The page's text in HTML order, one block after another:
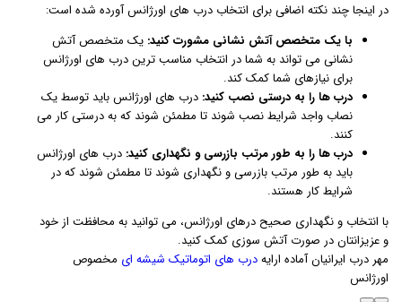
در اینجا چند نکته اضافی برای انتخاب درب های اورژانس آورده شده است:
با یک متخصص آتش نشانی مشورت کنید: یک متخصص آتش
نشانی می تواند به شما در انتخاب مناسب ترین درب های اورژانس
برای نیازهای شما کمک کند.
درب ها را به درستی نصب کنید: درب های اورژانس باید توسط یک
نصاب واجد شرایط نصب شوند تا مطمئن شوند که به درستی کار می
کنند.
درب ها را به طور مرتب بازرسی و نگهداری کنید: درب های اورژانس
باید به طور مرتب بازرسی و نگهداری شوند تا مطمئن شوند که در
شرایط کار هستند.
با انتخاب و نگهداری صحیح درهای اورژانس، می توانید به محافظت از خود
و عزیزانتان در صورت آتش سوزی کمک کنید.
مهر درب ایرانیان آماده ارایهدرب های اتوماتیک شیشه ای مخصوص
اورژانس